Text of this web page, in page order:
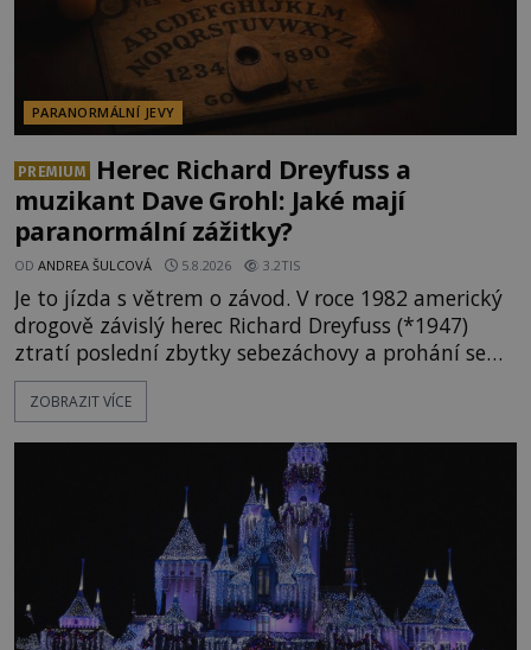
PARANORMÁLNÍ JEVY
PREMIUM
Herec Richard Dreyfuss a
muzikant Dave Grohl: Jaké mají
paranormální zážitky?
OD ANDREA ŠULCOVÁ 5.8.2026 3.2TIS
Je to jízda s větrem o závod. V roce 1982 americký
drogově závislý herec Richard Dreyfuss (*1947)
ztratí poslední zbytky sebezáchovy a prohání se
po silnicích ve svém mercedesu jako utržený ze
řetězu. Vše vyvrcholí katastrofou, když to Dreyfuss
následně nalezne schovaný kokain. Tímto
momentem se slavnému
ZOBRAZIT VÍCE